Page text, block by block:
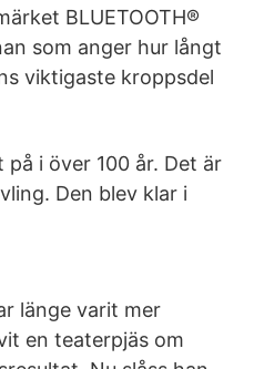
BLUETOOTH®
som anger hur långt
viktigaste kroppsdel
i över 100 år. Det är
Den blev klar i
länge varit mer
en teaterpjäs om